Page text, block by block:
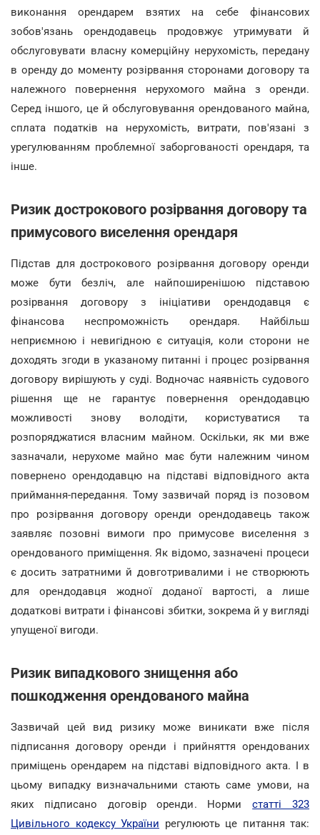
виконання орендарем взятих на себе фінансових
зобов'язань орендодавець продовжує утримувати й
обслуговувати власну комерційну нерухомість, передану
в оренду до моменту розірвання сторонами договору та
належного повернення нерухомого майна з оренди.
Серед іншого, це й обслуговування орендованого майна,
сплата податків на нерухомість, витрати, пов'язані з
урегулюванням проблемної заборгованості орендаря, та
інше.
Ризик дострокового розірвання договору та
примусового виселення орендаря
Підстав для дострокового розірвання договору оренди
може бути безліч, але найпоширенішою підставою
розірвання договору з ініціативи орендодавця є
фінансова неспроможність орендаря. Найбільш
неприємною і невигідною є ситуація, коли сторони не
доходять згоди в указаному питанні і процес розірвання
договору вирішують у суді. Водночас наявність судового
рішення ще не гарантує повернення орендодавцю
можливості знову володіти, користуватися та
розпоряджатися власним майном. Оскільки, як ми вже
зазначали, нерухоме майно має бути належним чином
повернено орендодавцю на підставі відповідного акта
приймання-передання. Тому зазвичай поряд із позовом
про розірвання договору оренди орендодавець також
заявляє позовні вимоги про примусове виселення з
орендованого приміщення. Як відомо, зазначені процеси
є досить затратними й довготривалими і не створюють
для орендодавця жодної доданої вартості, а лише
додаткові витрати і фінансові збитки, зокрема й у вигляді
упущеної вигоди.
Ризик випадкового знищення або
пошкодження орендованого майна
Зазвичай цей вид ризику може виникати вже після
підписання договору оренди і прийняття орендованих
приміщень орендарем на підставі відповідного акта. І в
цьому випадку визначальними стають саме умови, на
яких підписано договір оренди. Нормистатті 323
Цивільного кодексу України регулюють це питання так: